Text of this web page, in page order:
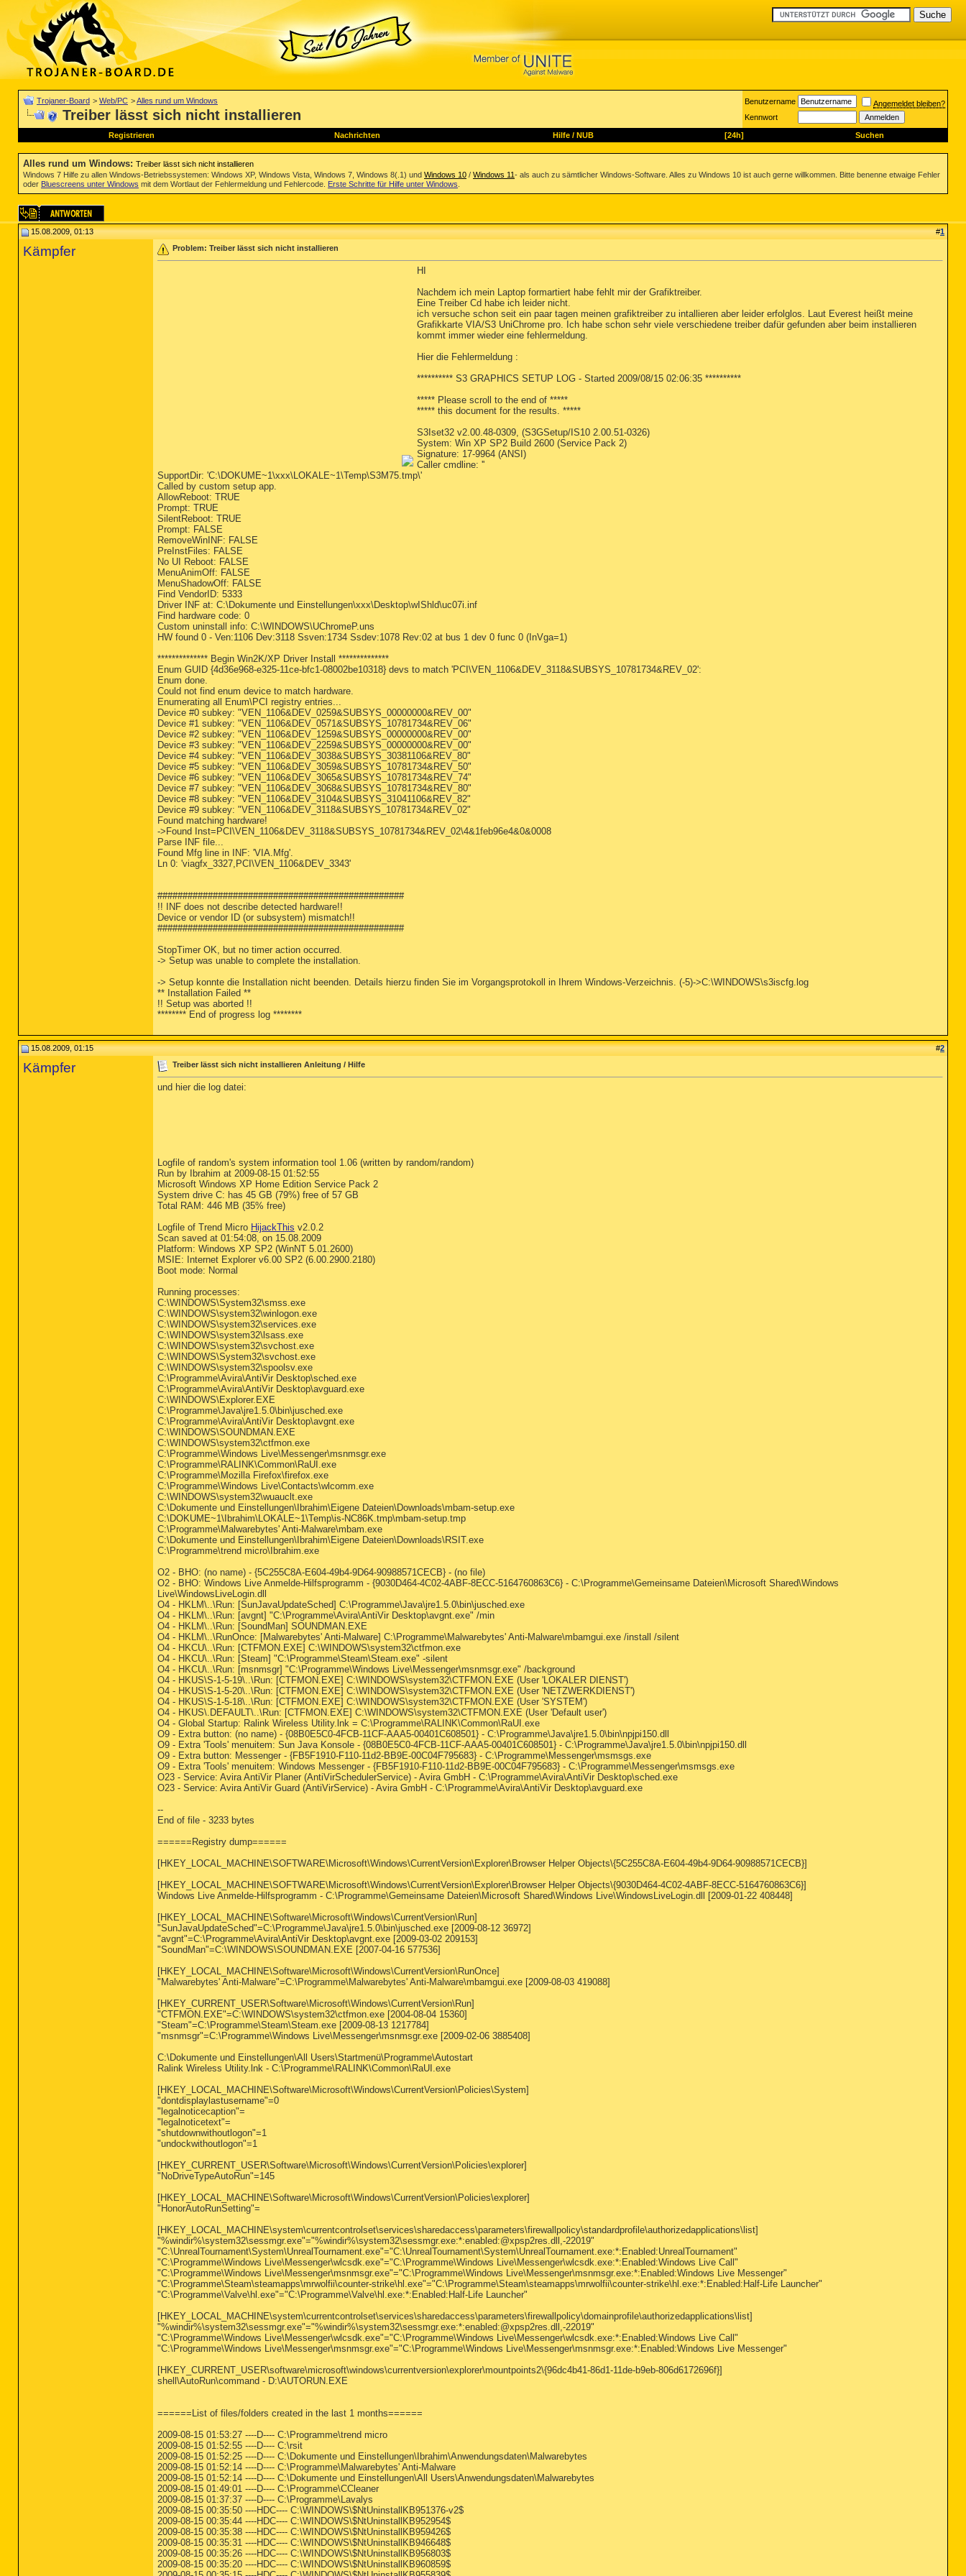
Trojaner-Board > Web/PC >Alles rund um Windows
Treiber lässt sich nicht installieren
Benutzername
Angemeldet bleiben?
Kennwort
Registrieren Nachrichten Hilfe/ NUB [24h] Suchen
Alles rund um Windows: Treiber lässt sich nicht installieren
Windows 7 Hilfe zu allen Windows-Betriebssystemen: Windows XP, Windows Vista, Windows 7, Windows 8(.1) und Windows 10 / Windows 11- als auch zu sämtlicher Windows-Software. Alles zu Windows 10 ist auch gerne willkommen. Bitte benenne etwaige Fehler
oder Bluescreens unter Windows mit dem Wortlaut der Fehlermeldung und Fehlercode. Erste Schritte für Hilfe unter Windows
15.08.2009, 01:13 #1
Kämpfer Problem: Treiber lässt sich nicht installieren
HI
Nachdem ich mein Laptop formartiert habe fehlt mir der Grafiktreiber.
Eine Treiber Cd habe ich leider nicht.
ich versuche schon seit ein paar tagen meinen grafiktreiber zu intallieren aber leider erfolglos. Laut Everest heißt meine
Grafikkarte VIA/S3 UniChrome pro. Ich habe schon sehr viele verschiedene treiber dafür gefunden aber beim installieren
kommt immer wieder eine fehlermeldung.
Hier die Fehlermeldung :
********** S3 GRAPHICS SETUP LOG - Started 2009/08/15 02:06:35 **********
***** Please scroll to the end of *****
***** this document for the results. *****
S3Iset32 v2.00.48-0309, (S3GSetup/IS10 2.00.51-0326)
System: Win XP SP2 Build 2600 (Service Pack 2)
Signature: 17-9964 (ANSI)
Caller cmdline: ''
SupportDir: 'C:\DOKUME~1\xxx\LOKALE~1\Temp\S3M75.tmp\'
Called by custom setup app.
AllowReboot: TRUE
Prompt: TRUE
SilentReboot: TRUE
Prompt: FALSE
RemoveWinINF: FALSE
PreInstFiles: FALSE
No UI Reboot: FALSE
MenuAnimOff: FALSE
MenuShadowOff: FALSE
Find VendorID: 5333
Driver INF at: C:\Dokumente und Einstellungen\xxx\Desktop\wIShld\uc07i.inf
Find hardware code: 0
Custom uninstall info: C:\WINDOWS\UChromeP.uns
HW found 0 - Ven:1106 Dev:3118 Ssven:1734 Ssdev:1078 Rev:02 at bus 1 dev 0 func 0 (InVga=1)
************** Begin Win2K/XP Driver Install **************
Enum GUID {4d36e968-e325-11ce-bfc1-08002be10318} devs to match 'PCI\VEN_1106&DEV_3118&SUBSYS_10781734&REV_02':
Enum done.
Could not find enum device to match hardware.
Enumerating all Enum\PCI registry entries...
Device #0 subkey: "VEN_1106&DEV_0259&SUBSYS_00000000&REV_00"
Device #1 subkey: "VEN_1106&DEV_0571&SUBSYS_10781734&REV_06"
Device #2 subkey: "VEN_1106&DEV_1259&SUBSYS_00000000&REV_00"
Device #3 subkey: "VEN_1106&DEV_2259&SUBSYS_00000000&REV_00"
Device #4 subkey: "VEN_1106&DEV_3038&SUBSYS_30381106&REV_80"
Device #5 subkey: "VEN_1106&DEV_3059&SUBSYS_10781734&REV_50"
Device #6 subkey: "VEN_1106&DEV_3065&SUBSYS_10781734&REV_74"
Device #7 subkey: "VEN_1106&DEV_3068&SUBSYS_10781734&REV_80"
Device #8 subkey: "VEN_1106&DEV_3104&SUBSYS_31041106&REV_82"
Device #9 subkey: "VEN_1106&DEV_3118&SUBSYS_10781734&REV_02"
Found matching hardware!
->Found Inst=PCI\VEN_1106&DEV_3118&SUBSYS_10781734&REV_02\4&1feb96e4&0&0008
Parse INF file...
Found Mfg line in INF: 'VIA.Mfg'.
Ln 0: 'viagfx_3327,PCI\VEN_1106&DEV_3343'
#################################################
!! INF does not describe detected hardware!!
Device or vendor ID (or subsystem) mismatch!!
#################################################
StopTimer OK, but no timer action occurred.
-> Setup was unable to complete the installation.
-> Setup konnte die Installation nicht beenden. Details hierzu finden Sie im Vorgangsprotokoll in Ihrem Windows-Verzeichnis. (-5)->C:\WINDOWS\s3iscfg.log
** Installation Failed **
!! Setup was aborted !!
******** End of progress log ********
15.08.2009, 01:15 #2
Kämpfer Treiber lässt sich nicht installieren Anleitung / Hilfe
und hier die log datei:
Logfile of random's system information tool 1.06 (written by random/random)
Run by Ibrahim at 2009-08-15 01:52:55
Microsoft Windows XP Home Edition Service Pack 2
System drive C: has 45 GB (79%) free of 57 GB
Total RAM: 446 MB (35% free)
Logfile of Trend Micro HijackThis v2.0.2
Scan saved at 01:54:08, on 15.08.2009
Platform: Windows XP SP2 (WinNT 5.01.2600)
MSIE: Internet Explorer v6.00 SP2 (6.00.2900.2180)
Boot mode: Normal
Running processes:
C:\WINDOWS\System32\smss.exe
C:\WINDOWS\system32\winlogon.exe
C:\WINDOWS\system32\services.exe
C:\WINDOWS\system32\lsass.exe
C:\WINDOWS\system32\svchost.exe
C:\WINDOWS\System32\svchost.exe
C:\WINDOWS\system32\spoolsv.exe
C:\Programme\Avira\AntiVir Desktop\sched.exe
C:\Programme\Avira\AntiVir Desktop\avguard.exe
C:\WINDOWS\Explorer.EXE
C:\Programme\Java\jre1.5.0\bin\jusched.exe
C:\Programme\Avira\AntiVir Desktop\avgnt.exe
C:\WINDOWS\SOUNDMAN.EXE
C:\WINDOWS\system32\ctfmon.exe
C:\Programme\Windows Live\Messenger\msnmsgr.exe
C:\Programme\RALINK\Common\RaUI.exe
C:\Programme\Mozilla Firefox\firefox.exe
C:\Programme\Windows Live\Contacts\wlcomm.exe
C:\WINDOWS\system32\wuauclt.exe
C:\Dokumente und Einstellungen\Ibrahim\Eigene Dateien\Downloads\mbam-setup.exe
C:\DOKUME~1\Ibrahim\LOKALE~1\Temp\is-NC86K.tmp\mbam-setup.tmp
C:\Programme\Malwarebytes' Anti-Malware\mbam.exe
C:\Dokumente und Einstellungen\Ibrahim\Eigene Dateien\Downloads\RSIT.exe
C:\Programme\trend micro\Ibrahim.exe
O2 - BHO: (no name) - {5C255C8A-E604-49b4-9D64-90988571CECB} - (no file)
O2 - BHO: Windows Live Anmelde-Hilfsprogramm - {9030D464-4C02-4ABF-8ECC-5164760863C6} - C:\Programme\Gemeinsame Dateien\Microsoft Shared\Windows
Live\WindowsLiveLogin.dll
O4 - HKLM\..\Run: [SunJavaUpdateSched] C:\Programme\Java\jre1.5.0\bin\jusched.exe
O4 - HKLM\..\Run: [avgnt] "C:\Programme\Avira\AntiVir Desktop\avgnt.exe" /min
O4 - HKLM\..\Run: [SoundMan] SOUNDMAN.EXE
O4 - HKLM\..\RunOnce: [Malwarebytes' Anti-Malware] C:\Programme\Malwarebytes' Anti-Malware\mbamgui.exe /install /silent
O4 - HKCU\..\Run: [CTFMON.EXE] C:\WINDOWS\system32\ctfmon.exe
O4 - HKCU\..\Run: [Steam] "C:\Programme\Steam\Steam.exe" -silent
O4 - HKCU\..\Run: [msnmsgr] "C:\Programme\Windows Live\Messenger\msnmsgr.exe" /background
O4 - HKUS\S-1-5-19\..\Run: [CTFMON.EXE] C:\WINDOWS\system32\CTFMON.EXE (User 'LOKALER DIENST')
O4 - HKUS\S-1-5-20\..\Run: [CTFMON.EXE] C:\WINDOWS\system32\CTFMON.EXE (User 'NETZWERKDIENST')
O4 - HKUS\S-1-5-18\..\Run: [CTFMON.EXE] C:\WINDOWS\system32\CTFMON.EXE (User 'SYSTEM')
O4 - HKUS\.DEFAULT\..\Run: [CTFMON.EXE] C:\WINDOWS\system32\CTFMON.EXE (User 'Default user')
O4 - Global Startup: Ralink Wireless Utility.lnk = C:\Programme\RALINK\Common\RaUI.exe
O9 - Extra button: (no name) - {08B0E5C0-4FCB-11CF-AAA5-00401C608501} - C:\Programme\Java\jre1.5.0\bin\npjpi150.dll
O9 - Extra 'Tools' menuitem: Sun Java Konsole - {08B0E5C0-4FCB-11CF-AAA5-00401C608501} - C:\Programme\Java\jre1.5.0\bin\npjpi150.dll
O9 - Extra button: Messenger - {FB5F1910-F110-11d2-BB9E-00C04F795683} - C:\Programme\Messenger\msmsgs.exe
O9 - Extra 'Tools' menuitem: Windows Messenger - {FB5F1910-F110-11d2-BB9E-00C04F795683} - C:\Programme\Messenger\msmsgs.exe
O23 - Service: Avira AntiVir Planer (AntiVirSchedulerService) - Avira GmbH - C:\Programme\Avira\AntiVir Desktop\sched.exe
O23 - Service: Avira AntiVir Guard (AntiVirService) - Avira GmbH - C:\Programme\Avira\AntiVir Desktop\avguard.exe
--
End of file - 3233 bytes
======Registry dump======
[HKEY_LOCAL_MACHINE\SOFTWARE\Microsoft\Windows\CurrentVersion\Explorer\Browser Helper Objects\{5C255C8A-E604-49b4-9D64-90988571CECB}]
[HKEY_LOCAL_MACHINE\SOFTWARE\Microsoft\Windows\CurrentVersion\Explorer\Browser Helper Objects\{9030D464-4C02-4ABF-8ECC-5164760863C6}]
Windows Live Anmelde-Hilfsprogramm - C:\Programme\Gemeinsame Dateien\Microsoft Shared\Windows Live\WindowsLiveLogin.dll [2009-01-22 408448]
[HKEY_LOCAL_MACHINE\Software\Microsoft\Windows\CurrentVersion\Run]
"SunJavaUpdateSched"=C:\Programme\Java\jre1.5.0\bin\jusched.exe [2009-08-12 36972]
"avgnt"=C:\Programme\Avira\AntiVir Desktop\avgnt.exe [2009-03-02 209153]
"SoundMan"=C:\WINDOWS\SOUNDMAN.EXE [2007-04-16 577536]
[HKEY_LOCAL_MACHINE\Software\Microsoft\Windows\CurrentVersion\RunOnce]
"Malwarebytes' Anti-Malware"=C:\Programme\Malwarebytes' Anti-Malware\mbamgui.exe [2009-08-03 419088]
[HKEY_CURRENT_USER\Software\Microsoft\Windows\CurrentVersion\Run]
"CTFMON.EXE"=C:\WINDOWS\system32\ctfmon.exe [2004-08-04 15360]
"Steam"=C:\Programme\Steam\Steam.exe [2009-08-13 1217784]
"msnmsgr"=C:\Programme\Windows Live\Messenger\msnmsgr.exe [2009-02-06 3885408]
C:\Dokumente und Einstellungen\All Users\Startmenü\Programme\Autostart
Ralink Wireless Utility.lnk - C:\Programme\RALINK\Common\RaUI.exe
[HKEY_LOCAL_MACHINE\Software\Microsoft\Windows\CurrentVersion\Policies\System]
"dontdisplaylastusername"=0
"legalnoticecaption"=
"legalnoticetext"=
"shutdownwithoutlogon"=1
"undockwithoutlogon"=1
[HKEY_CURRENT_USER\Software\Microsoft\Windows\CurrentVersion\Policies\explorer]
"NoDriveTypeAutoRun"=145
[HKEY_LOCAL_MACHINE\Software\Microsoft\Windows\CurrentVersion\Policies\explorer]
"HonorAutoRunSetting"=
[HKEY_LOCAL_MACHINE\system\currentcontrolset\services\sharedaccess\parameters\firewallpolicy\standardprofile\authorizedapplications\list]
"%windir%\system32\sessmgr.exe"="%windir%\system32\sessmgr.exe:*:enabled:@xpsp2res.dll,-22019"
"C:\UnrealTournament\System\UnrealTournament.exe"="C:\UnrealTournament\System\UnrealTournament.exe:*:Enabled:UnrealTournament"
"C:\Programme\Windows Live\Messenger\wlcsdk.exe"="C:\Programme\Windows Live\Messenger\wlcsdk.exe:*:Enabled:Windows Live Call"
"C:\Programme\Windows Live\Messenger\msnmsgr.exe"="C:\Programme\Windows Live\Messenger\msnmsgr.exe:*:Enabled:Windows Live Messenger"
"C:\Programme\Steam\steamapps\mrwolfii\counter-strike\hl.exe"="C:\Programme\Steam\steamapps\mrwolfii\counter-strike\hl.exe:*:Enabled:Half-Life Launcher"
"C:\Programme\Valve\hl.exe"="C:\Programme\Valve\hl.exe:*:Enabled:Half-Life Launcher"
[HKEY_LOCAL_MACHINE\system\currentcontrolset\services\sharedaccess\parameters\firewallpolicy\domainprofile\authorizedapplications\list]
"%windir%\system32\sessmgr.exe"="%windir%\system32\sessmgr.exe:*:enabled:@xpsp2res.dll,-22019"
"C:\Programme\Windows Live\Messenger\wlcsdk.exe"="C:\Programme\Windows Live\Messenger\wlcsdk.exe:*:Enabled:Windows Live Call"
"C:\Programme\Windows Live\Messenger\msnmsgr.exe"="C:\Programme\Windows Live\Messenger\msnmsgr.exe:*:Enabled:Windows Live Messenger"
[HKEY_CURRENT_USER\software\microsoft\windows\currentversion\explorer\mountpoints2\{96dc4b41-86d1-11de-b9eb-806d6172696f}]
shell\AutoRun\command - D:\AUTORUN.EXE
======List of files/folders created in the last 1 months======
2009-08-15 01:53:27 ----D---- C:\Programme\trend micro
2009-08-15 01:52:55 ----D---- C:\rsit
2009-08-15 01:52:25 ----D---- C:\Dokumente und Einstellungen\Ibrahim\Anwendungsdaten\Malwarebytes
2009-08-15 01:52:14 ----D---- C:\Programme\Malwarebytes' Anti-Malware
2009-08-15 01:52:14 ----D---- C:\Dokumente und Einstellungen\All Users\Anwendungsdaten\Malwarebytes
2009-08-15 01:49:01 ----D---- C:\Programme\CCleaner
2009-08-15 01:37:37 ----D---- C:\Programme\Lavalys
2009-08-15 00:35:50 ----HDC---- C:\WINDOWS\$NtUninstallKB951376-v2$
2009-08-15 00:35:44 ----HDC---- C:\WINDOWS\$NtUninstallKB952954$
2009-08-15 00:35:38 ----HDC---- C:\WINDOWS\$NtUninstallKB959426$
2009-08-15 00:35:31 ----HDC---- C:\WINDOWS\$NtUninstallKB946648$
2009-08-15 00:35:26 ----HDC---- C:\WINDOWS\$NtUninstallKB956803$
2009-08-15 00:35:20 ----HDC---- C:\WINDOWS\$NtUninstallKB960859$